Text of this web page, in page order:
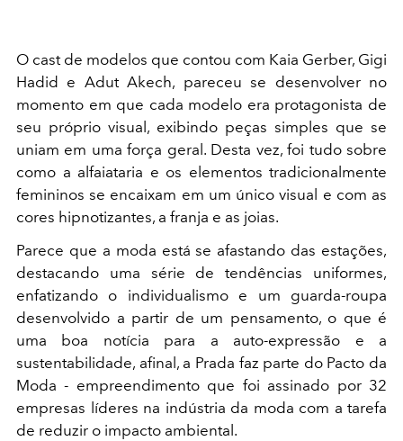
O cast de modelos que contou com Kaia Gerber, Gigi
Hadid e Adut Akech, pareceu se desenvolver no
momento em que cada modelo era protagonista de
seu próprio visual, exibindo peças simples que se
uniam em uma força geral. Desta vez, foi tudo sobre
como a alfaiataria e os elementos tradicionalmente
femininos se encaixam em um único visual e com as
cores hipnotizantes, a franja e as joias.
Parece que a moda está se afastando das estações,
destacando uma série de tendências uniformes,
enfatizando o individualismo e um guarda-roupa
desenvolvido a partir de um pensamento, o que é
uma boa notícia para a auto-expressão e a
sustentabilidade, afinal, a Prada faz parte do Pacto da
Moda - empreendimento que foi assinado por 32
empresas líderes na indústria da moda com a tarefa
de reduzir o impacto ambiental.